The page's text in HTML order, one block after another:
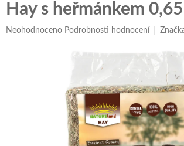
Hay s heřmánkem
Průměrné
Neohodnoceno Podrobnosti hodnocení